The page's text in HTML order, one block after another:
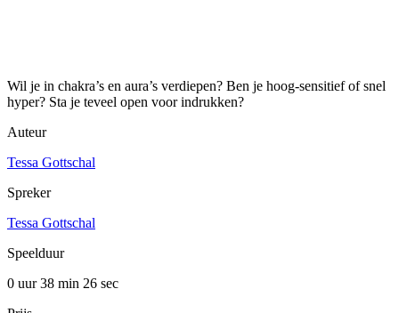
Wil je in chakra’s en aura’s verdiepen? Ben je hoog-sensitief of snel
hyper? Sta je teveel open voor indrukken?
Auteur
Tessa Gottschal
Spreker
Tessa Gottschal
Speelduur
0 uur 38 min 26 sec